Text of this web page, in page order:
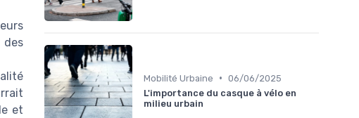
des
et
Mobilité Urbaine • 06/06/2025
L'importance du casque à vélo en
milieu urbain